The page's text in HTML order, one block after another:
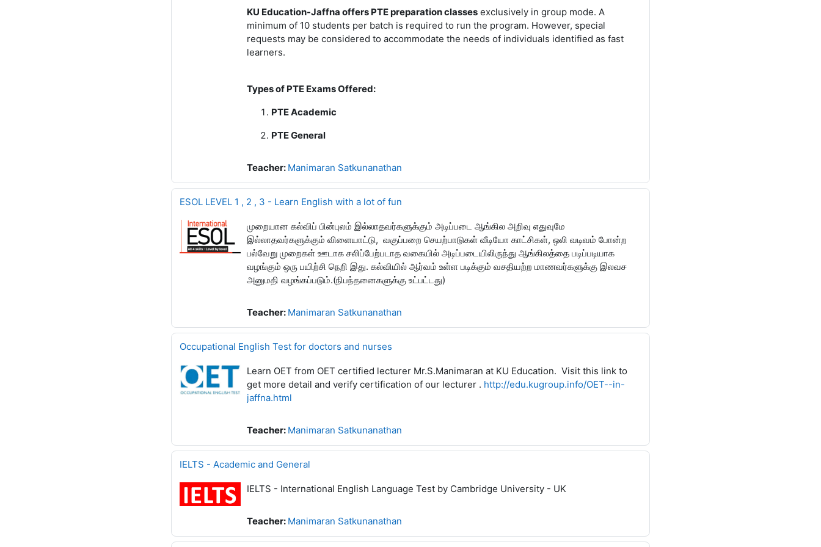
KU Education-Jaffna offers PTE preparation classes exclusively in group mode. A
minimum of 10 students per batch is required to run the program. However, special
requests may be considered to accommodate the needs of individuals identified as fast
learners.
Types of PTE Exams Offered:
PTE Academic
PTE General
Teacher: Manimaran Satkunanathan
ESOL LEVEL 1 , 2 , 3 - Learn English with a lot of fun
முறையான கல்விப் பின்புலம் இல்லாதவர்களுக்கும் அடிப்படை ஆங்கில அறிவு எதுவுமே
இல்லாதவர்களுக்கும் விளையாட்டு, வகுப்பறை செயற்பாடுகள் வீடியோ காட்சிகள், ஒலி வடிவம் போன்ற
பல்வேறு முறைகள் ஊடாக சலிப்பேற்படாத வகையில் அடிப்படையிலிருந்து ஆங்கிலத்தை படிப்படியாக
வழங்கும் ஒரு பயிற்சி நெறி இது. கல்வியில் ஆர்வம் உள்ள படிக்கும் வசதியற்ற மாணவர்களுக்கு இலவச
அனுமதி வழங்கப்படும்.(நிபந்தனைகளுக்கு உட்பட்டது)
Teacher: Manimaran Satkunanathan
Occupational English Test for doctors and nurses
Learn OET from OET certified lecturer Mr.S.Manimaran at KU Education. Visit this link to
get more detail and verify certification of our lecturer . http://edu.kugroup.info/OET--in-
jaffna.html
Teacher: Manimaran Satkunanathan
IELTS - Academic and General
IELTS - International English Language Test by Cambridge University - UK
Teacher: Manimaran Satkunanathan